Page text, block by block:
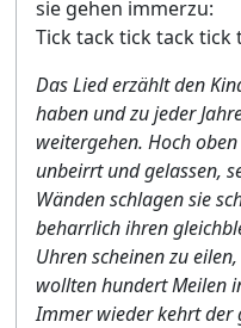
sie gehen immerzu:
Tick tack tick tack tick
Das Lied erzählt den
haben und zu jeder
weitergehen. Hoch
unbeirrt und gelassen,
Wänden schlagen sie
beharrlich ihren
Uhren scheinen zu
wollten hundert Meilen
Immer wieder kehrt der